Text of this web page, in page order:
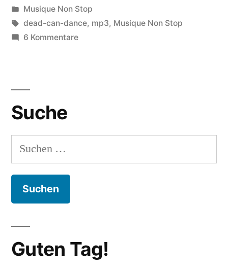
von
Veröffentlicht
in
Musique Non Stop
Schlagwörter:
dead-can-dance, mp3, Musique Non Stop
6 Kommentarezu
Suche
Suchen
nach:
Guten Tag!